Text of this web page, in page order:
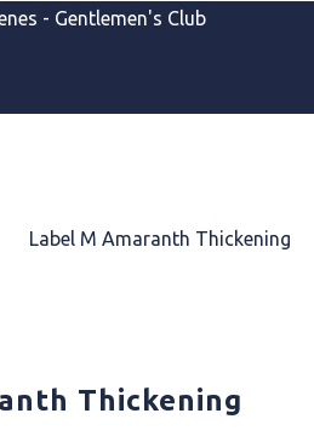
Label M Amaranth Thickening
Thickening